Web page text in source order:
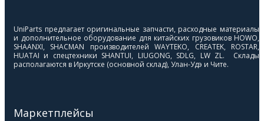
UniParts предлагает оригинальные запчасти, расходные материалы
и дополнительное оборудование для китайских грузовиков HOWO,
SHAANXI, SHACMAN производителей WAYTEKO, CREATEK, ROSTAR,
HUATAI и спецтехники SHANTUI, LIUGONG, SDLG, LW ZL. Склады
располагаются в Иркутске (основной склад), Улан-Удэ и Чите.
Маркетплейсы